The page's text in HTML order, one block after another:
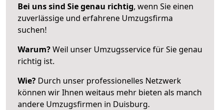
Bei uns sind Sie genau richtig, wenn Sie einen
zuverlässige und erfahrene Umzugsfirma
suchen!
Warum?Weil unser Umzugsservice für Sie genau
richtig ist.
Wie? Durch unser professionelles Netzwerk
können wir Ihnen weitaus mehr bieten als manch
andere Umzugsfirmen in Duisburg.